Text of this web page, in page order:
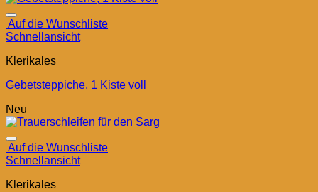
Auf die Wunschliste
Schnellansicht
Klerikales
Gebetsteppiche, 1 Kiste voll
Neu
Auf die Wunschliste
Schnellansicht
Klerikales